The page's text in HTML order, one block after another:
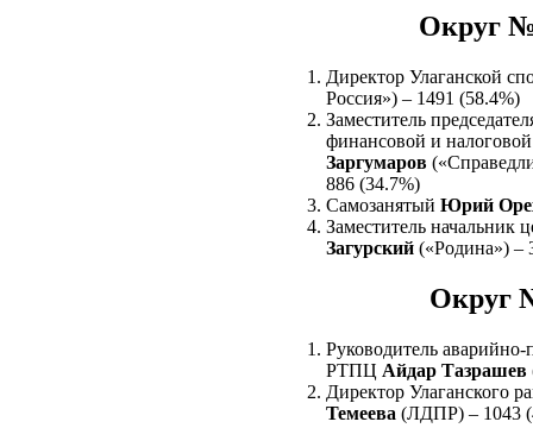
Округ
Директор Улаганской
Россия») – 1491 (58.4%)
Заместитель
финансовой и
Заргумаров
886 (34.7%)
Самозанятый Юрий
Заместитель
Загурский («Родина») –
Округ
Руководитель
РТПЦ Айдар Тазрашев
Директор Улаганского
Темеева (ЛДПР) – 1043